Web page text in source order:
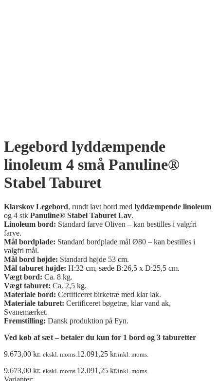
Legebord lyddæmpende
linoleum 4 små Panuline®
Stabel Taburet
Klarskov Legebord, rundt lavt bord med lyddæmpende linoleum
og 4 stk Panuline® Stabel Taburet Lav.
Linoleum bord: Standard farve Oliven – kan bestilles i valgfri
farve.
Mål bordplade: Standard bordplade mål Ø80 – kan bestilles i
valgfri mål.
Mål bord højde: Standard højde 53 cm.
Mål taburet højde: H:32 cm, sæde B:26,5 x D:25,5 cm.
Vægt bord: Ca. 8 kg.
Vægt taburet: Ca. 2,5 kg.
Materiale bord: Certificeret birketræ med klar lak.
Materiale taburet: Certificeret bøgetræ, klar vand ak,
Svanemærket.
Fremstilling: Dansk produktion på Fyn.
Ved køb af sæt – betaler du kun for 1 bord og 3 taburetter
9.673,00 kr. ekskl. moms. 12.091,25 kr.inkl. moms.
9.673,00 kr. ekskl. moms. 12.091,25 kr.inkl. moms.
Varianter: